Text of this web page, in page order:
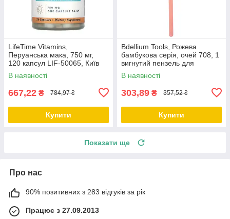
LifeTime Vitamins,
Перуанська мака, 750 мг,
120 капсул LIF-50065, Київ
В наявності
667,22 ₴ 784,97 ₴
Купити
Bdellium Tools, Рожева
бамбукова серія, очей 708, 1
вигнутий пензель для
підведення очей, Київ
В наявності
303,89 ₴ 357,52 ₴
Купити
Показати ще
Про нас
90% позитивних з 283 відгуків за рік
Працює з 27.09.2013